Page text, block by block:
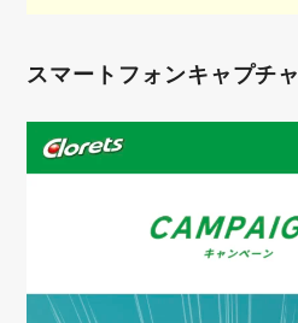
スマートフォンキャプチャ